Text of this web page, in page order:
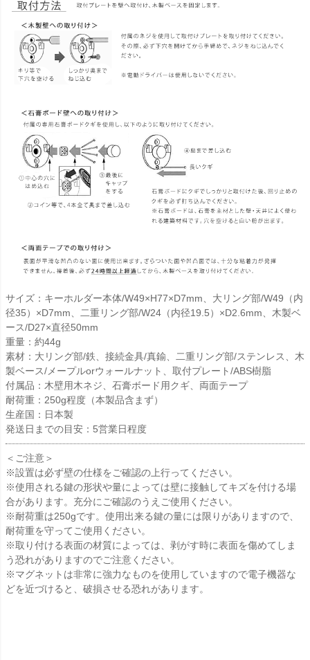
サイズ：キーホルダー本体/W49×H77×D7mm、大リング部/W49（内
径35）×D7mm、二重リング部/W24（内径19.5）×D2.6mm、木製ベ
ース/D27×直径50mm
重量：約44g
素材：大リング部/鉄、接続金具/真鍮、二重リング部/ステンレス、木
製ベース/メープルorウォールナット、取付プレート/ABS樹脂
付属品：木壁用木ネジ、石膏ボード用クギ、両面テープ
耐荷重：250g程度（本製品含まず）
生産国：日本製
発送日までの目安：5営業日程度
＜ご注意＞
※設置は必ず壁の仕様をご確認の上行ってください。
※使用される鍵の形状や量によっては壁に接触してキズを付ける場
合があります。充分にご確認のうえご使用ください。
※耐荷重は250gです。使用出来る鍵の量には限りがありますので、
耐荷重を守ってご使用ください。
※取り付ける表面の材質によっては、剥がす時に表面を傷めてしま
う恐れがありますのでご注意ください。
※マグネットは非常に強力なものを使用していますので電子機器な
どを近づけると、破損させる恐れがあります。